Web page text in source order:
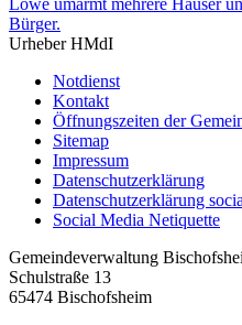
Urheber HMdI
Notdienst
Kontakt
Öffnungszeiten der
Sitemap
Impressum
Datenschutzerklärung
Datenschutzerklärung
Social Media Netiquette
Gemeindeverwaltung
Schulstraße 13
65474 Bischofsheim